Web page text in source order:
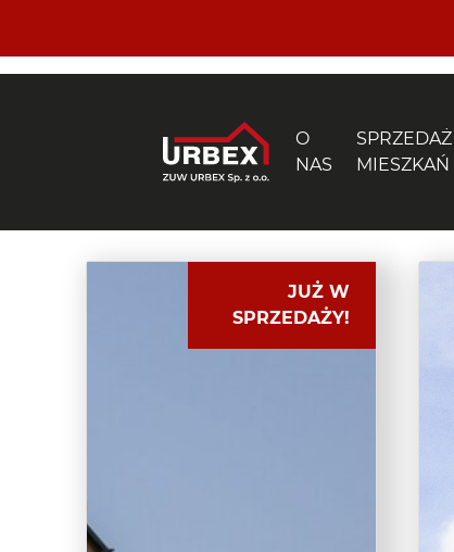
O
NAS
SPRZEDAŻ
MIESZKAŃ
JUŻ W
SPRZEDAŻY!